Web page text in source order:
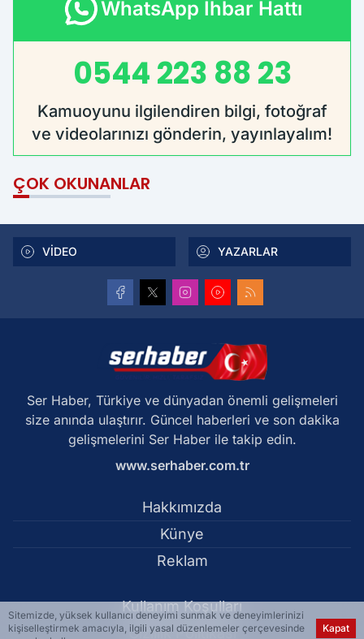
WhatsApp İhbar Hattı
0544 223 88 23
Kamuoyunu ilgilendiren bilgi, fotoğraf
ve videolarınızı gönderin, yayınlayalım!
ÇOK OKUNANLAR
VİDEO YAZARLAR
Ser Haber, Türkiye ve dünyadan önemli gelişmeleri
size anında ulaştırır. Güncel haberleri ve son dakika
gelişmelerini Ser Haber ile takip edin.
www.serhaber.com.tr
Hakkımızda
Künye
Reklam
Kullanım Koşulları
Gizlilik Politikası
Sitemizde, yüksek kullanıcı deneyimi sunmak ve deneyimlerinizi
kişiselleştirmek amacıyla, ilgili yasal düzenlemeler çerçevesinde
Kapat